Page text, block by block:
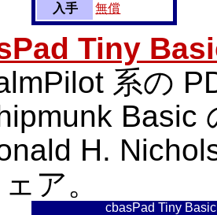
入手
無償
Tiny
系の
Basic
H.
ア。
cbasPad Tiny Basic